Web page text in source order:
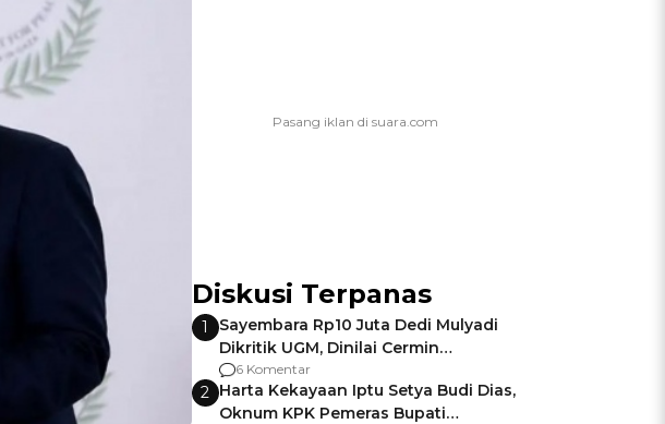
Diskusi Terpanas
1
Sayembara Rp10 Juta Dedi Mulyadi
Dikritik UGM, Dinilai Cermin
Gagalnya Negara Jamin Keamanan
6 Komentar
2 Harta Kekayaan Iptu Setya Budi Dias,
Oknum KPK Pemeras Bupati